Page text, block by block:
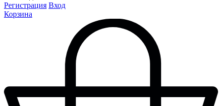
Регистрация Вход
Корзина